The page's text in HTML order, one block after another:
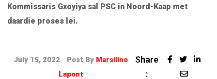
Kommissaris Gxoyiya sal PSC in Noord-Kaap met
daardie proses lei.
July 15, 2022 Post By Marsilino
Lapont
Share
: